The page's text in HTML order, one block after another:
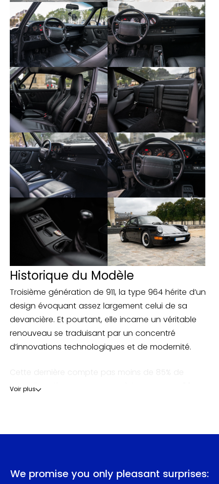
Historique du Modèle
Troisième génération de 911, la type 964 hérite d’un
design évoquant assez largement celui de sa
devancière. Et pourtant, elle incarne un véritable
renouveau se traduisant par un concentré
d’innovations technologiques et de modernité.
Cette dernière compte pas moins de 85% de
nouvelles pièces par rapport à la type G. La 964
marque de Stuttgart.
Voir plus
We promise you only pleasant surprises: